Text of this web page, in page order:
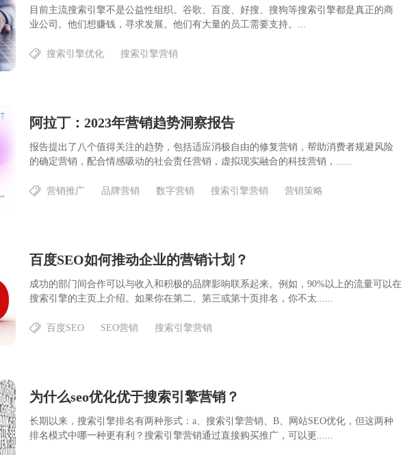
目前主流搜索引擎不是公益性组织。谷歌、百度、好搜、搜狗等搜索引擎都是真正的商
业公司。他们想赚钱，寻求发展。他们有大量的员工需要支持。...
搜索引擎优化 搜索引擎营销
阿拉丁：2023年营销趋势洞察报告
报告提出了八个值得关注的趋势，包括适应消极自由的修复营销，帮助消费者规避风险
的确定营销，配合情感吸动的社会责任营销，虚拟现实融合的科技营销，......
营销推广 品牌营销 数字营销 搜索引擎营销 营销策略
百度SEO如何推动企业的营销计划？
成功的部门间合作可以与收入和积极的品牌影响联系起来。例如，90%以上的流量可以在
搜索引擎的主页上介绍。如果你在第二、第三或第十页排名，你不太......
百度SEO SEO营销 搜索引擎营销
为什么seo优化优于搜索引擎营销？
长期以来，搜索引擎排名有两种形式：a、搜索引擎营销、B、网站SEO优化，但这两种
排名模式中哪一种更有利？搜索引擎营销通过直接购买推广，可以更......